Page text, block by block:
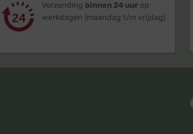
Verzending binnen 24 uurop
werkdagen (maandag t/m vrijdag)